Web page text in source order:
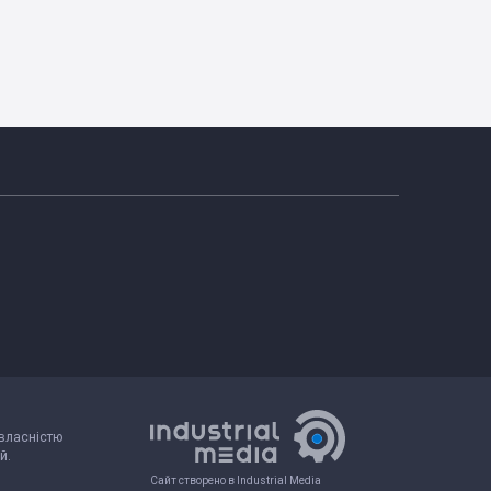
Сайт створено в Industrial Media